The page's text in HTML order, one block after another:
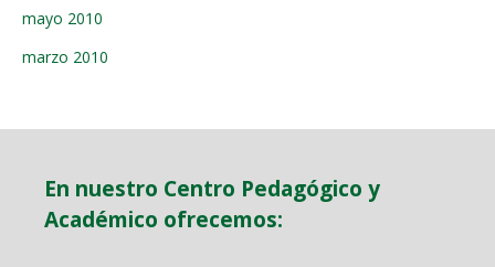
mayo 2010
marzo 2010
En nuestro Centro Pedagógico y
Académico ofrecemos: